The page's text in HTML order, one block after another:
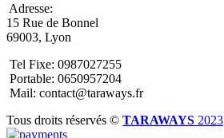
Adresse:
15 Rue de Bonnel
69003, Lyon
Tel Fixe: 0987027255
Portable: 0650957204
Mail: contact@taraways.fr
Tous droits réservés © TARAWAYS 2023